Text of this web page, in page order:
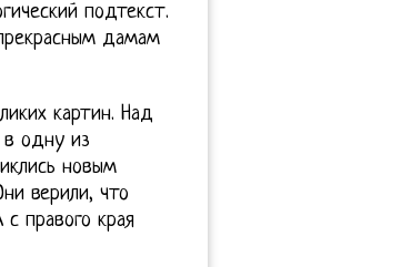
подтекст.
дамам
картин. Над
в одну из
новым
верили, что
правого края